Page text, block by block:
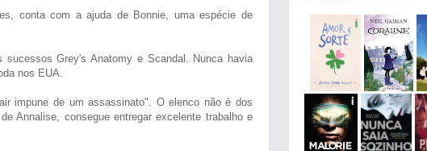
conta com a ajuda de Bonnie, uma espécie de
Grey's Anatomy e Scandal. Nunca havia
nos EUA.
impune de um assassinato". O elenco não é dos
Annalise, consegue entregar excelente trabalho e